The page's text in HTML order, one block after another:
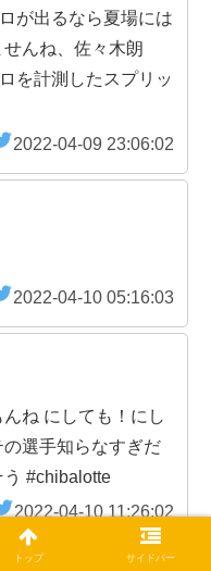
が出るなら夏場には
んね、佐々木朗
を計測したスプリッ
2022-04-09 23:06:02
2022-04-10 05:16:03
ね にしても！にし
選手知らなすぎだ
#chibalotte
2022-04-10 11:26:02
トップ サイドバー